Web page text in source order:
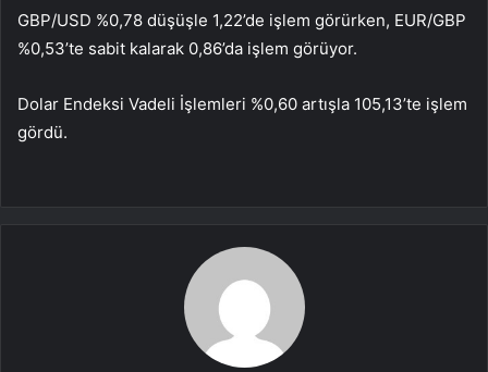
GBP/USD %0,78 düşüşle 1,22’de işlem görürken, EUR/GBP
%0,53’te sabit kalarak 0,86’da işlem görüyor.
Dolar Endeksi Vadeli İşlemleri %0,60 artışla 105,13’te işlem
gördü.